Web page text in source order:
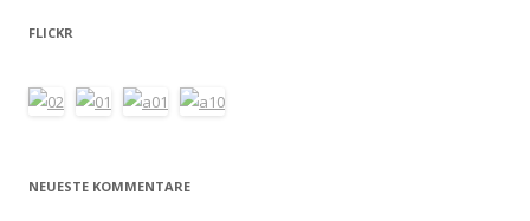
FLICKR
NEUESTE KOMMENTARE